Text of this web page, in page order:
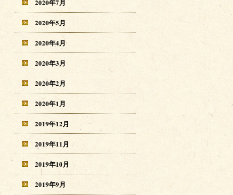
2020年7月
2020年5月
2020年4月
2020年3月
2020年2月
2020年1月
2019年12月
2019年11月
2019年10月
2019年9月